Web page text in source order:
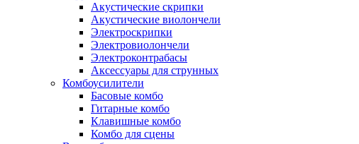
Акустические скрипки
Акустические виолончели
Электроскрипки
Электровиолончели
Электроконтрабасы
Аксессуары для струнных
Комбоусилители
Басовые комбо
Гитарные комбо
Клавишные комбо
Комбо для сцены